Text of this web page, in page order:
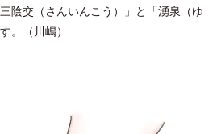
陰交（さんいんこう）」と「湧泉（ゆ
。（川嶋）